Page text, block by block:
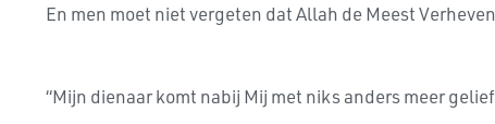
En men moet niet vergeten dat Allah de Meest
“Mijn dienaar komt nabij Mij met niks anders meer